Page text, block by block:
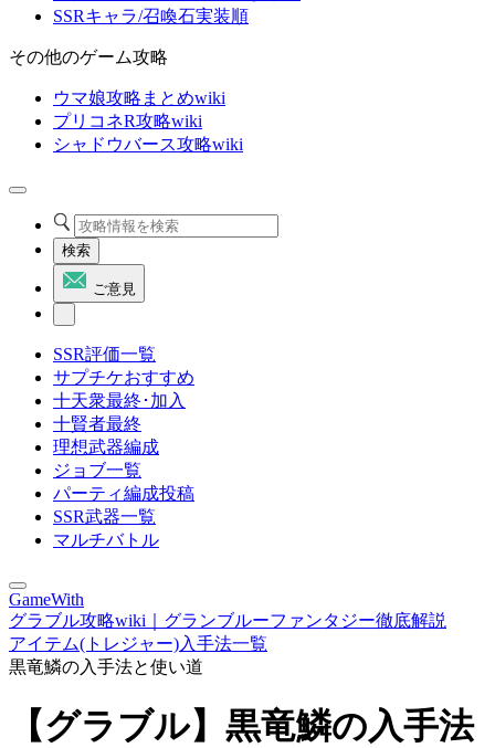
SSRキャラ/召喚石実装順
その他のゲーム攻略
ウマ娘攻略まとめwiki
プリコネR攻略wiki
シャドウバース攻略wiki
検索
ご意見
SSR評価一覧
サプチケおすすめ
十天衆最終･加入
十賢者最終
理想武器編成
ジョブ一覧
パーティ編成投稿
SSR武器一覧
マルチバトル
GameWith
グラブル攻略wiki｜グランブルーファンタジー徹底解説
アイテム(トレジャー)入手法一覧
黒竜鱗の入手法と使い道
【グラブル】黒竜鱗の入手法